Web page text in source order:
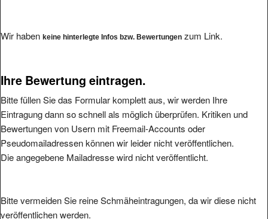
Wir haben keine hinterlegte Infos bzw. Bewertungen zum Link.
Ihre Bewertung eintragen.
Bitte füllen Sie das Formular komplett aus, wir werden Ihre
Eintragung dann so schnell als möglich überprüfen. Kritiken und
Bewertungen von Usern mit Freemail-Accounts oder
Pseudomailadressen können wir leider nicht veröffentlichen.
Die angegebene Mailadresse wird nicht veröffentlicht.
Bitte vermeiden Sie reine Schmäheintragungen, da wir diese nicht
veröffentlichen werden.